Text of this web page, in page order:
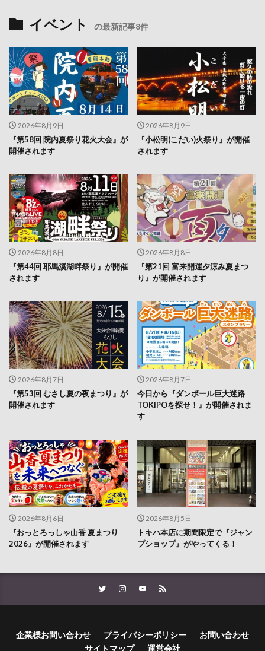
イベント の最新記事8件
2026年8月9日
『第58回 院内夏祭り花火大会』が
開催されます
2026年8月9日
『小松明(こだい)火祭り』が開催
されます
2026年8月8日
『第44回 耶馬溪湖畔祭り』が開催
されます
2026年8月8日
『第21回 富来開運夕涼み夏まつ
り』が開催されます
2026年8月7日
『第53回 むさし夏の夜まつり』が
開催されます
2026年8月7日
今日から『ダンボール巨大迷路
TOKIPOを探せ！』が開催されま
す
2026年8月6日
『おっとろっしゃ山香 夏まつり
2026』が開催されます
2026年8月5日
トキハ本店に期間限定で『ジャン
プショップ』がやってくる！
企業様お問い合わせ プライバシーポリシー
お問い合わせ
サイトマップ
運営会社